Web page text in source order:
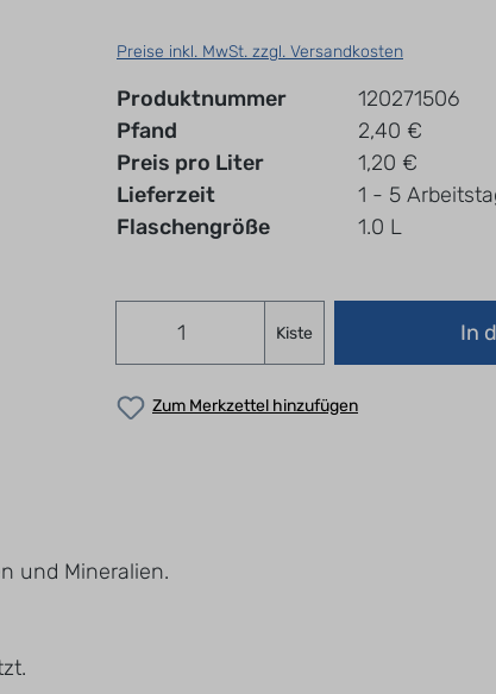
Preise inkl. MwSt. zzgl. Versandkosten
Produktnummer
120271506
Pfand
2,40 €
Preis pro Liter
1,20 €
Lieferzeit
1 - 5
Flaschengröße
1.0 L
Kiste In
Zum Merkzettel hinzufügen
und Mineralien.